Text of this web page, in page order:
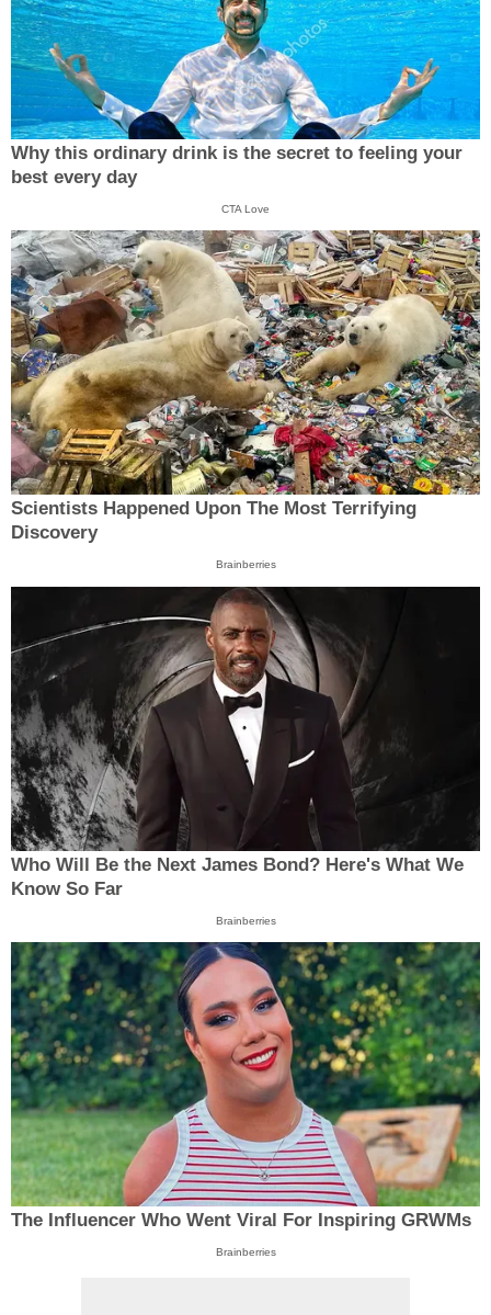
Why this ordinary drink is the secret to feeling your
best every day
CTA Love
Scientists Happened Upon The Most Terrifying
Discovery
Brainberries
Who Will Be the Next James Bond? Here's What We
Know So Far
Brainberries
The Influencer Who Went Viral For Inspiring GRWMs
Brainberries